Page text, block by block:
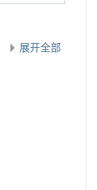
展开全部